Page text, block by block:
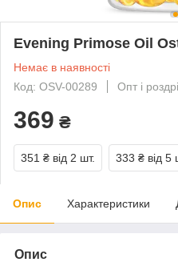
Evening Primose Oil
Немає в наявності
Код: OSV-00289
Опт і
369 ₴
351 ₴ від 2 шт. 333 ₴ від 5
Опис Характеристики
Опис